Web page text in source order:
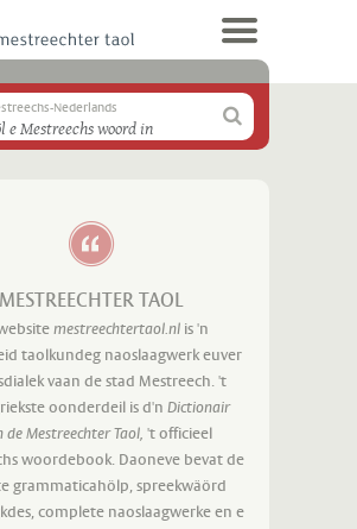
Nederlands
MESTREECHTER TAOL
mestreechtertaol.nl is 'n
taolkundeg naoslaagwerk euver
vaan de stad Mestreech. 't
oonderdeil is d'n Dictionair
de Mestreechter Taol, 't officieel
woordebook. Daoneve bevat de
grammaticahölp, spreekwäörd
complete naoslaagwerke en e